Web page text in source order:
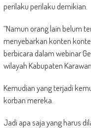
perilaku perilaku demikian.
“Namun orang lain belum
menyebarkan konten
berbicara dalam webinar
wilayah Kabupaten
Kemudian yang terjadi
korban mereka.
Jadi apa saja yang harus